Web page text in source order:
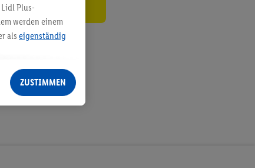
Plus-
werden einem
als eigenständig
Dienste, Ihr
- sowie Ihre
Speichern von
ZUSTIMMEN